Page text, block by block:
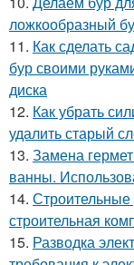
ложкообразный
11. Как сделать
бур своими
диска
12. Как убрать
удалить старый
13. Замена
ванны.
14.
строительная
15. Разводка